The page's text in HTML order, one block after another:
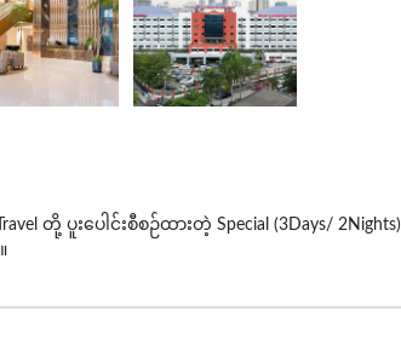
Travel တို ပူးပေါင်းစီစဉ်ထားတဲ Special (3Days/ 2Nights)
်။